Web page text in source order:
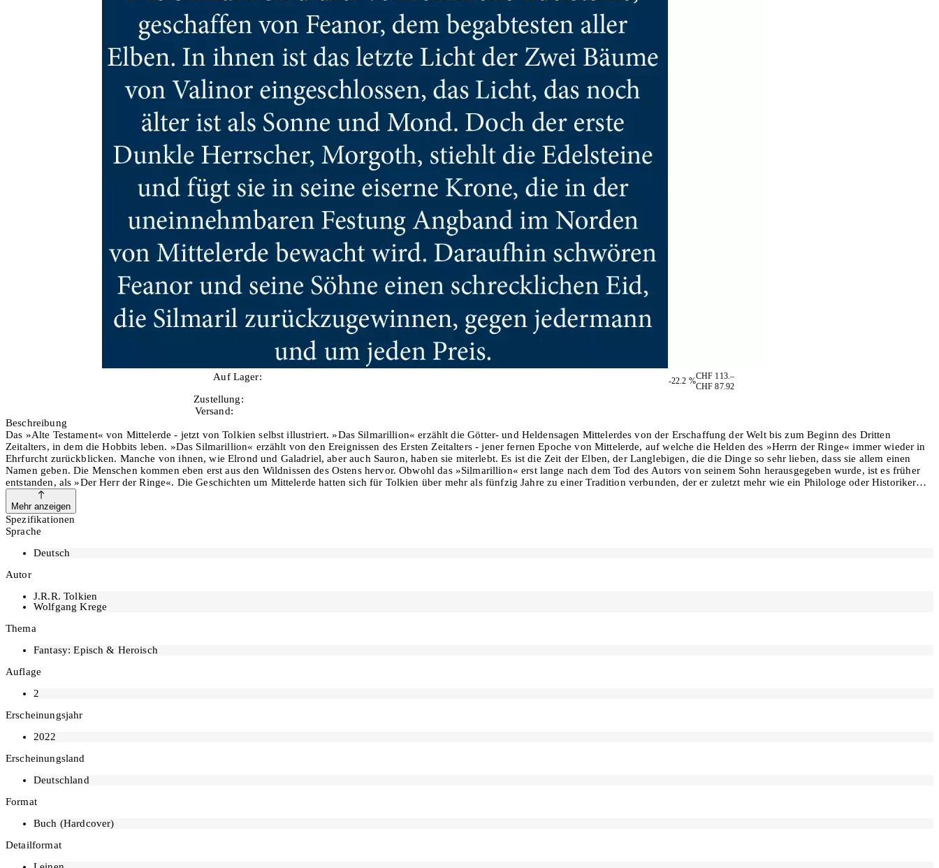
Auf Lager:
Zustellung:
Versand:
-22.2 %
CHF 113.–
CHF 87.92
Beschreibung
Das »Alte Testament« von Mittelerde - jetzt von Tolkien selbst illustriert. »Das Silmarillion« erzählt die Götter- und Heldensagen Mittelerdes von der Erschaffung der Welt bis zum Beginn des Dritten
Zeitalters, in dem die Hobbits leben. »Das Silmarillion« erzählt von den Ereignissen des Ersten Zeitalters - jener fernen Epoche von Mittelerde, auf welche die Helden des »Herrn der Ringe« immer wieder in
Ehrfurcht zurückblicken. Manche von ihnen, wie Elrond und Galadriel, aber auch Sauron, haben sie miterlebt. Es ist die Zeit der Elben, der Langlebigen, die die Dinge so sehr lieben, dass sie allem einen
Namen geben. Die Menschen kommen eben erst aus den Wildnissen des Ostens hervor. Obwohl das »Silmarillion« erst lange nach dem Tod des Autors von seinem Sohn herausgegeben wurde, ist es früher
entstanden, als »Der Herr der Ringe«. Die Geschichten um Mittelerde hatten sich für Tolkien über mehr als fünfzig Jahre zu einer Tradition verbunden, der er zuletzt mehr wie ein Philologe oder Historiker
denn ein »Erfinder« gegenüberstand. Und so betraten die Hobbits und ihre Gefährten im »Herrn der Ringe« diese schon fertige Welt, den festen Boden der Legende unter den Füßen. Besondere
Ausstattungsdetails:. Einbändige Ausgabe im Leineneinband im Leinenschuber Vierfarbig gedruckt, mit zahlreichen Illustrationen vom Autor mit gestanztem Schutzumschlag und zweifarbiger Prägung Zwei
Lesebändchen Rundumfarbschnitt Fadenheftung Überzogener Schuber mit Prägung Karte und Register.
Mehr anzeigen
Spezifikationen
Sprache
Deutsch
Autor
J.R.R. Tolkien
Wolfgang Krege
Thema
Fantasy: Episch & Heroisch
Auflage
2
Erscheinungsjahr
2022
Erscheinungsland
Deutschland
Format
Buch (Hardcover)
Detailformat